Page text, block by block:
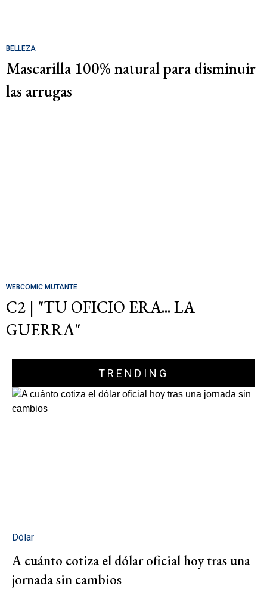
BELLEZA
Mascarilla 100% natural para disminuir
las arrugas
WEBCOMIC MUTANTE
C2 | "TU OFICIO ERA... LA
GUERRA"
TRENDING
Dólar
A cuánto cotiza el dólar oficial hoy tras una
jornada sin cambios